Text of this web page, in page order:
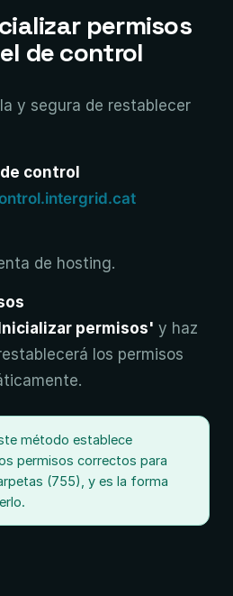
permisos
de control
y segura de restablecer
control
de hosting.
permisos' y haz
los permisos
método establece
permisos correctos para
(755), y es la forma